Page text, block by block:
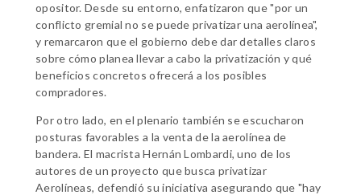
opositor. Desde su entorno, enfatizaron que "por un
conflicto gremial no se puede privatizar una aerolínea",
y remarcaron que el gobierno debe dar detalles claros
sobre cómo planea llevar a cabo la privatización y qué
beneficios concretos ofrecerá a los posibles
compradores.
Por otro lado, en el plenario también se escucharon
posturas favorables a la venta de la aerolínea de
bandera. El macrista Hernán Lombardi, uno de los
autores de un proyecto que busca privatizar
Aerolíneas, defendió su iniciativa asegurando que "hay